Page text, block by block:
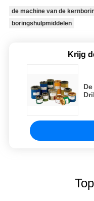
de machine van de
boringshulpmiddelen
Krijg